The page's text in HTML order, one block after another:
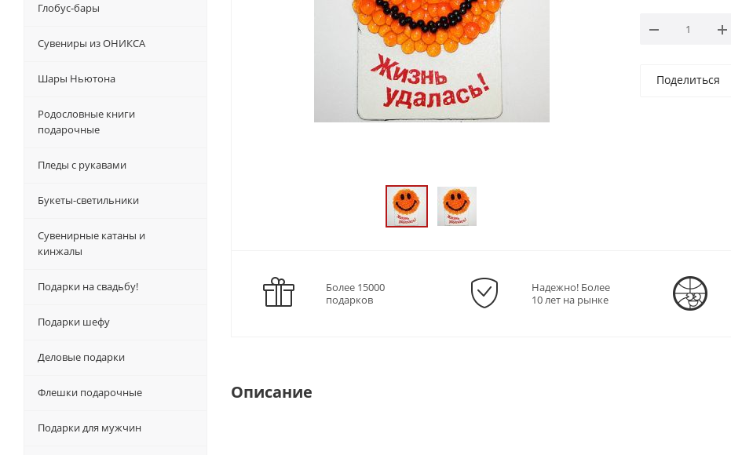
Поделиться
Более 15000
подарков
Надежно! Более
10 лет на рынке
Описание
Глобус-бары
Сувениры из ОНИКСА
Шары Ньютона
Родословные книги
подарочные
Пледы с рукавами
Букеты-светильники
Сувенирные катаны и
кинжалы
Подарки на свадьбу!
Подарки шефу
Деловые подарки
Флешки подарочные
Подарки для мужчин